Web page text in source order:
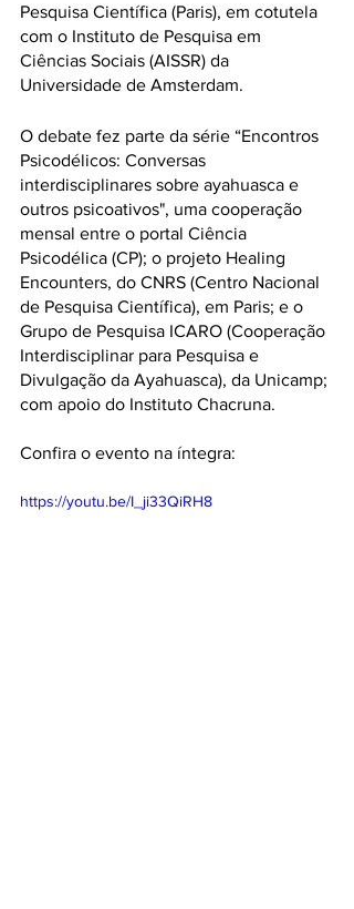
Pesquisa Científica (Paris), em cotutela
com o Instituto de Pesquisa em
Ciências Sociais (AISSR) da
Universidade de Amsterdam.
O debate fez parte da série “Encontros
Psicodélicos: Conversas
interdisciplinares sobre ayahuasca e
outros psicoativos", uma cooperação
mensal entre o portal Ciência
Psicodélica (CP); o projeto Healing
Encounters, do CNRS (Centro Nacional
de Pesquisa Científica), em Paris; e o
Grupo de Pesquisa ICARO (Cooperação
Interdisciplinar para Pesquisa e
Divulgação da Ayahuasca), da Unicamp;
com apoio do Instituto Chacruna.
Confira o evento na íntegra:
https://youtu.be/I_ji33QiRH8